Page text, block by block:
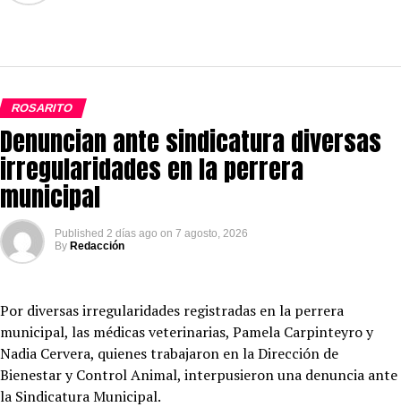
ROSARITO
Denuncian ante sindicatura diversas
irregularidades en la perrera
municipal
Published 2 días ago on 7 agosto, 2026
By Redacción
Por diversas irregularidades registradas en la perrera
municipal, las médicas veterinarias, Pamela Carpinteyro y
Nadia Cervera, quienes trabajaron en la Dirección de
Bienestar y Control Animal, interpusieron una denuncia ante
la Sindicatura Municipal.